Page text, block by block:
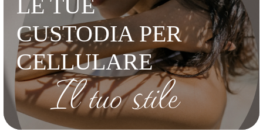
LE TUE
CUSTODIA PER
CELLULARE
Il tuo stile